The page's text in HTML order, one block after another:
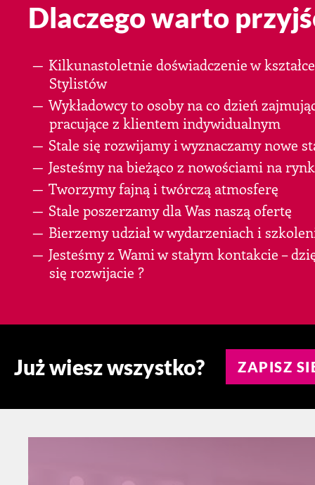
Dlaczego warto
Kilkunastoletnie doświadczenie w
Stylistów
Wykładowcy to osoby na co dzień
pracujące z klientem indywidualnym
Stale się rozwijamy i wyznaczamy nowe
Jesteśmy na bieżąco z nowościami na
Tworzymy fajną i twórczą atmosferę
Stale poszerzamy dla Was naszą ofertę
Bierzemy udział w wydarzeniach i
Jesteśmy z Wami w stałym kontakcie –
się rozwijacie ?
Już wiesz wszystko? ZAPISZ